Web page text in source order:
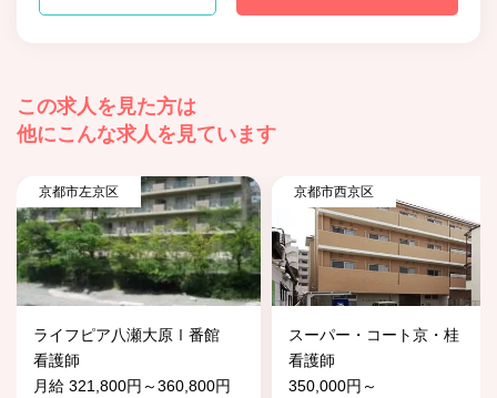
この求人を見た方は
他にこんな求人を見ています
京都市左京区
ライフピア八瀬大原Ⅰ番館
看護師
月給 321,800円～360,800円
京都市西京区
スーパー・コート京・桂
看護師
350,000円～